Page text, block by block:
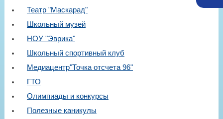
Театр "Маскарад"
Школьный музей
НОУ "Эврика"
Школьный спортивный клуб
Медиацентр"Точка отсчета 96"
ГТО
Олимпиады и конкурсы
Полезные каникулы